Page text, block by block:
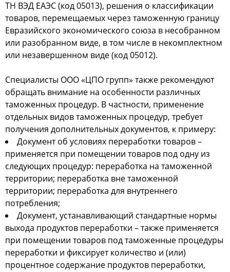
ТН ВЭД ЕАЭС (код 05013), решения о классификации
товаров, перемещаемых через таможенную границу
Евразийского экономического союза в несобранном
или разобранном виде, в том числе в некомплектном
или незавершенном виде (код 05012).
Специалисты ООО «ЦПО групп» также рекомендуют
обращать внимание на особенности различных
таможенных процедур. В частности, применение
отдельных видов таможенных процедур, требует
получения дополнительных документов, к примеру:
Документ об условиях переработки товаров –
применяется при помещении товаров под одну из
следующих процедур: переработка на таможенной
территории; переработка вне таможенной
территории; переработка для внутреннего
потребления;
Документ, устанавливающий стандартные нормы
выхода продуктов переработки – также применяется
при помещении товаров под таможенные процедуры
переработки и фиксирует количество и (или)
процентное содержание продуктов переработки,